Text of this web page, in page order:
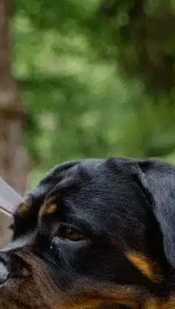
Gründe für dieses Verhalten
wichtig, um die Gesundheit
Hundes zu erhalten.
, Analdrüsen
Hundegesundheit , Hundehalter
, Kontrolluntersuchungen
kritischer